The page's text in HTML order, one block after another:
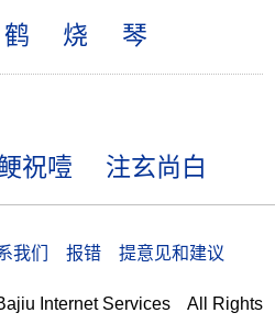
鹤 烧 琴
祝噎 注玄尚白
我们 报错 提意见和建议
Internet Services All Rights